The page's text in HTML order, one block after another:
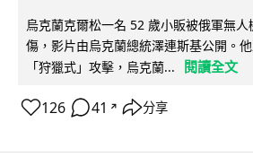
烏克蘭克爾松一名 52 歲小販被俄軍無
傷，影片由烏克蘭總統澤連斯基公開。
「狩獵式」攻擊，烏克蘭...
閱讀全文
126 41 ↗ 分享